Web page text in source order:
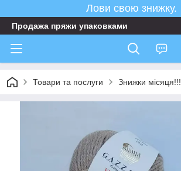
Лови свою знижку.
Продажа пряжи упаковками
Товари та послуги Знижки місяця!!!